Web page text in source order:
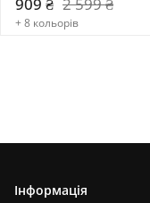
+ 8 кольорів
Інформація